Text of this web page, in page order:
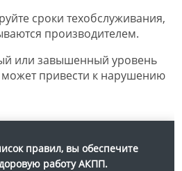
сроки техобслуживания,
производителем.
или завышенный уровень
привести к нарушению
правил, вы обеспечите
работу АКПП.